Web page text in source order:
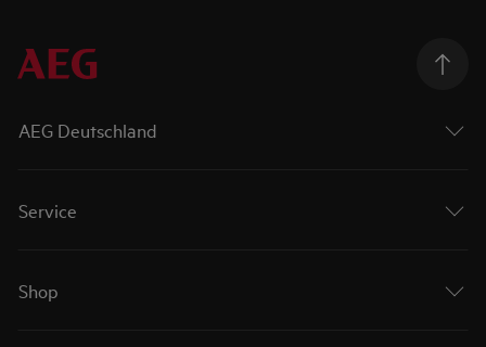
AEG Deutschland
Service
Shop